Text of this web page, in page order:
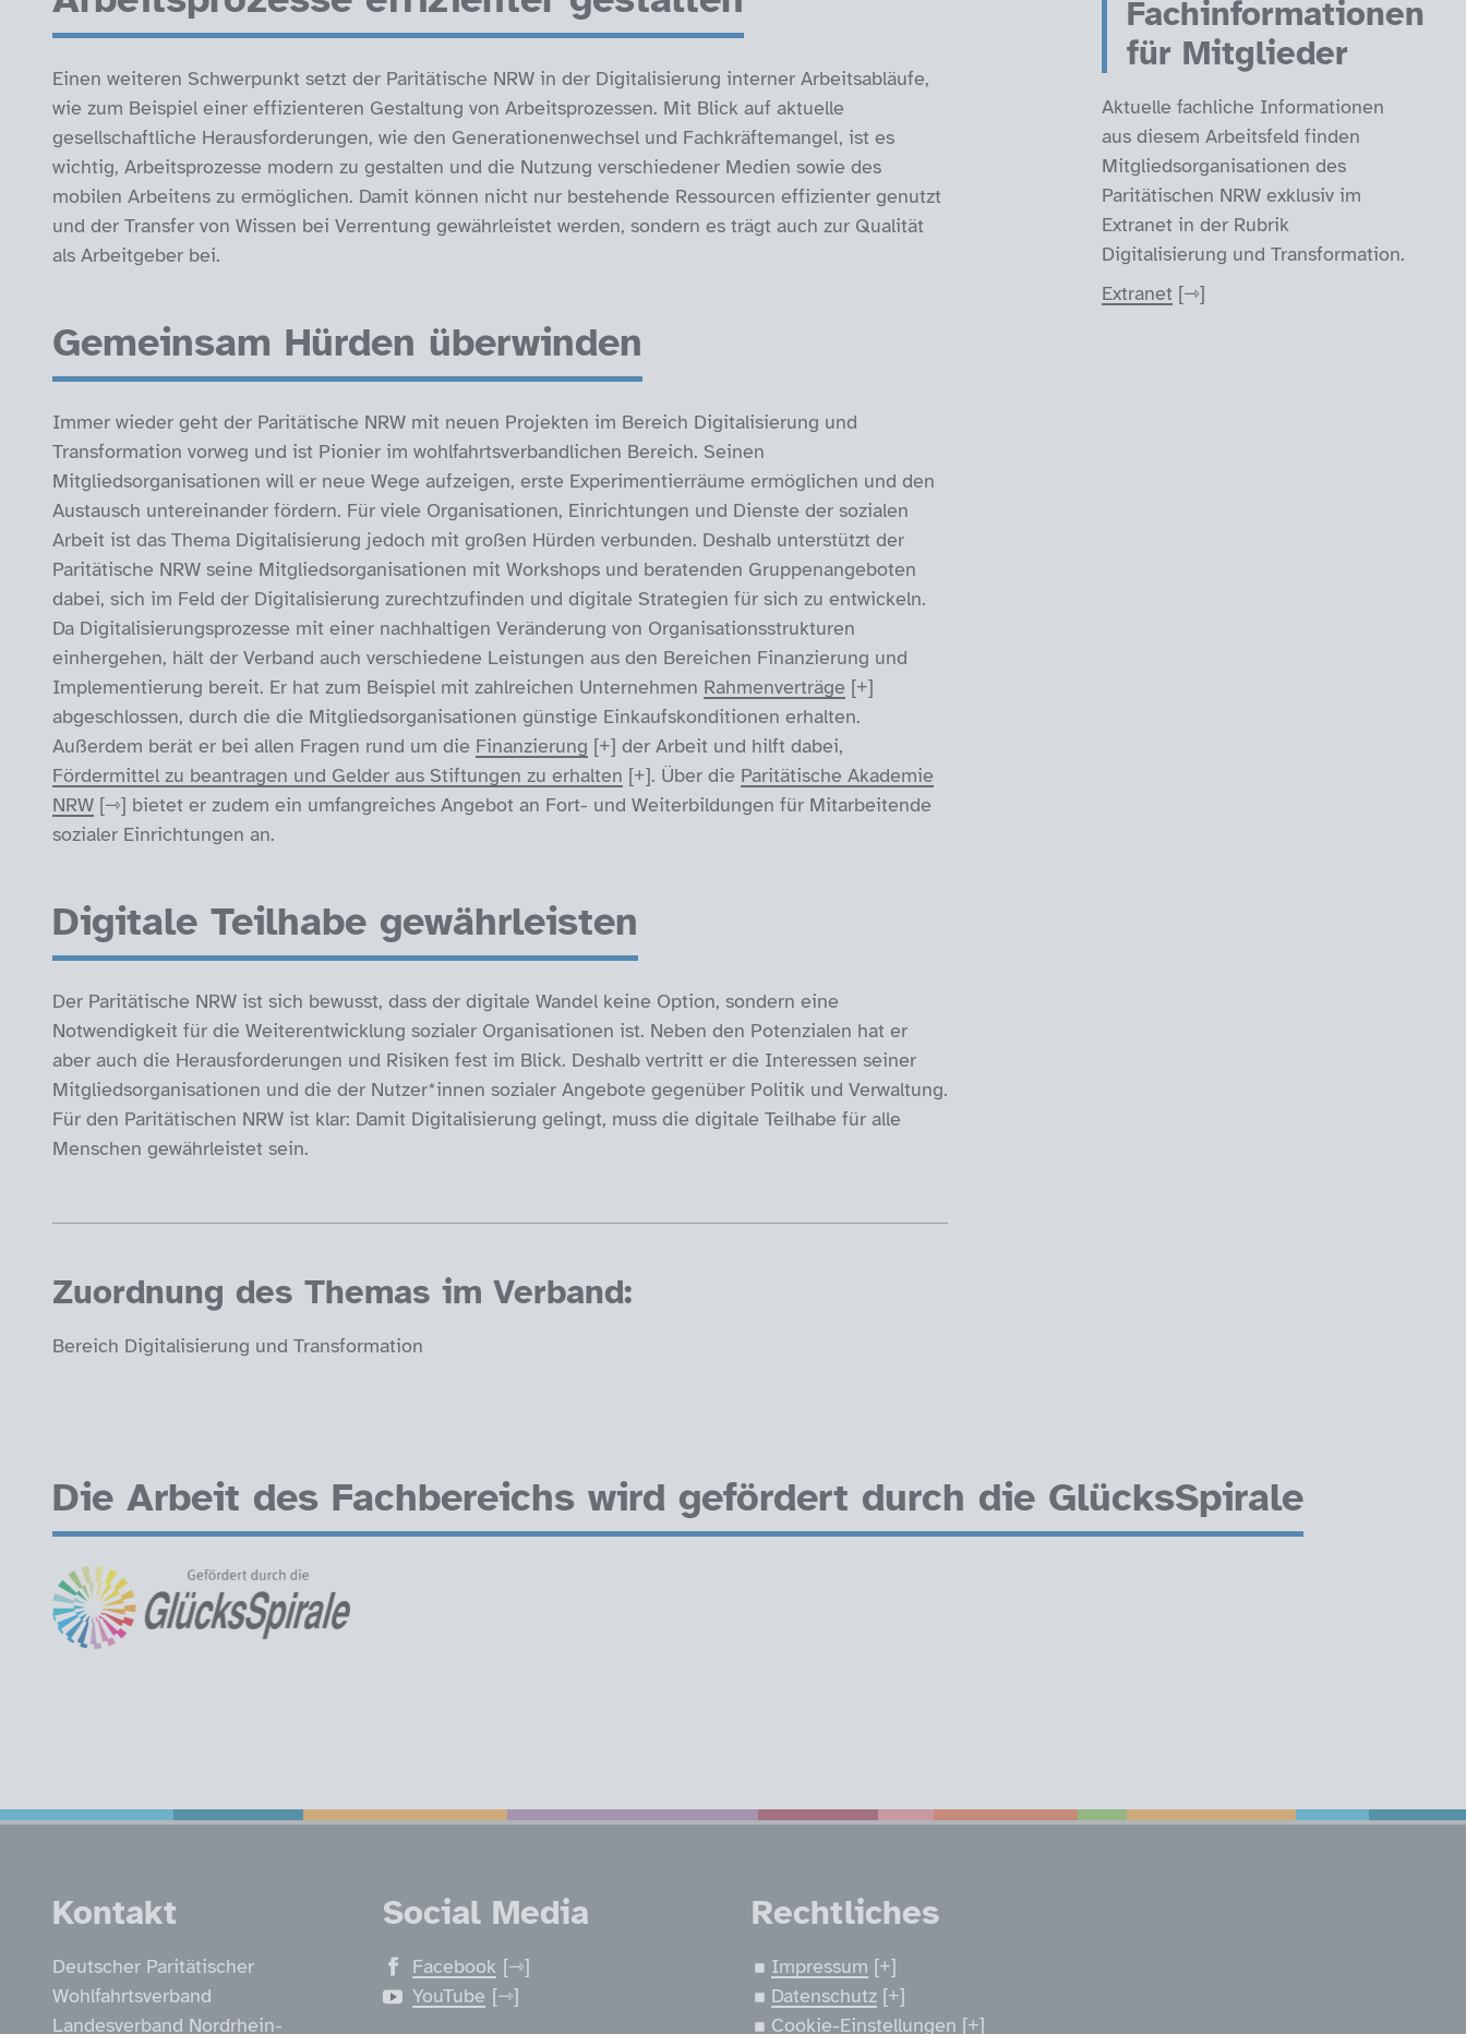
Einen weiteren Schwerpunkt setzt der Paritätische NRW in der Digitalisierung interner Arbeitsabläufe,
wie zum Beispiel einer effizienteren Gestaltung von Arbeitsprozessen. Mit Blick auf aktuelle
gesellschaftliche Herausforderungen, wie den Generationenwechsel und Fachkräftemangel, ist es
wichtig, Arbeitsprozesse modern zu gestalten und die Nutzung verschiedener Medien sowie des
mobilen Arbeitens zu ermöglichen. Damit können nicht nur bestehende Ressourcen effizienter genutzt
und der Transfer von Wissen bei Verrentung gewährleistet werden, sondern es trägt auch zur Qualität
als Arbeitgeber bei.
Gemeinsam Hürden überwinden
Immer wieder geht der Paritätische NRW mit neuen Projekten im Bereich Digitalisierung und
Transformation vorweg und ist Pionier im wohlfahrtsverbandlichen Bereich. Seinen
Mitgliedsorganisationen will er neue Wege aufzeigen, erste Experimentierräume ermöglichen und den
Austausch untereinander fördern. Für viele Organisationen, Einrichtungen und Dienste der sozialen
Arbeit ist das Thema Digitalisierung jedoch mit großen Hürden verbunden. Deshalb unterstützt der
Paritätische NRW seine Mitgliedsorganisationen mit Workshops und beratenden Gruppenangeboten
dabei, sich im Feld der Digitalisierung zurechtzufinden und digitale Strategien für sich zu entwickeln.
Da Digitalisierungsprozesse mit einer nachhaltigen Veränderung von Organisationsstrukturen
einhergehen, hält der Verband auch verschiedene Leistungen aus den Bereichen Finanzierung und
Implementierung bereit. Er hat zum Beispiel mit zahlreichen Unternehmen Rahmenverträge
abgeschlossen, durch die die Mitgliedsorganisationen günstige Einkaufskonditionen erhalten.
Außerdem berät er bei allen Fragen rund um die Finanzierung
der Arbeit und hilft dabei,
Fördermittel zu beantragen und Gelder aus Stiftungen zu erhalten
. Über die Paritätische Akademie
NRW
bietet er zudem ein umfangreiches Angebot an Fort- und Weiterbildungen für Mitarbeitende
sozialer Einrichtungen an.
Digitale Teilhabe gewährleisten
Der Paritätische NRW ist sich bewusst, dass der digitale Wandel keine Option, sondern eine
Notwendigkeit für die Weiterentwicklung sozialer Organisationen ist. Neben den Potenzialen hat er
aber auch die Herausforderungen und Risiken fest im Blick. Deshalb vertritt er die Interessen seiner
Mitgliedsorganisationen und die der Nutzer*innen sozialer Angebote gegenüber Politik und Verwaltung.
Für den Paritätischen NRW ist klar: Damit Digitalisierung gelingt, muss die digitale Teilhabe für alle
Menschen gewährleistet sein.
Zuordnung des Themas im Verband:
Bereich Digitalisierung und Transformation
Fachinformationen
für Mitglieder
Aktuelle fachliche Informationen
aus diesem Arbeitsfeld finden
Mitgliedsorganisationen des
Paritätischen NRW exklusiv im
Extranet in der Rubrik
Digitalisierung und Transformation.
Extranet
Förder-Logos
Die Arbeit des Fachbereichs wird gefördert durch die GlücksSpirale
Service Informationen
Kontakt
Deutscher Paritätischer
Wohlfahrtsverband
Landesverband Nordrhein-
Social Media
Facebook
YouTube
Rechtliches
Impressum
Datenschutz
Cookie-Einstellungen